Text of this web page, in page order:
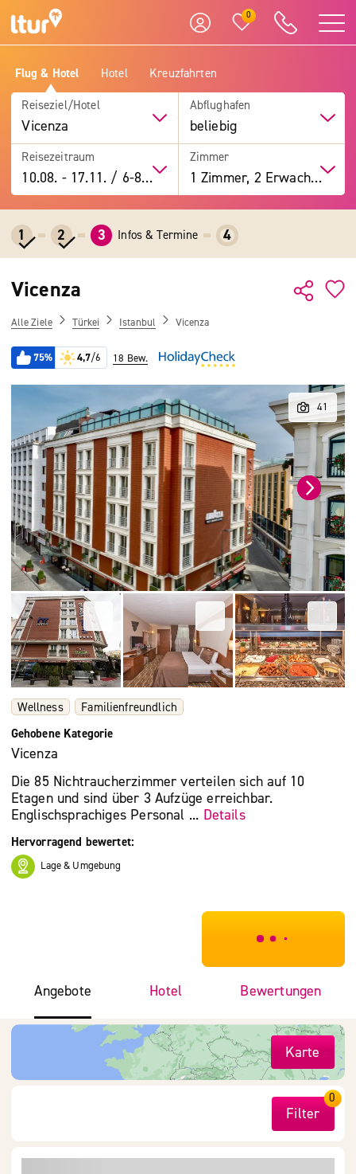
0
Flug & Hotel Hotel Kreuzfahrten
Reiseziel/Hotel
Vicenza
Abflughafen
beliebig
Reisezeitraum
10.08. -17.11. / 6-8 Tage
Zimmer
1 Zimmer, 2 Erwachsene
1 2 3 Infos & Termine 4
Vicenza
Alle Ziele Türkei Istanbul Vicenza
75% 4,7/6 18 Bew.
Wellness
Familienfreundlich
Gehobene Kategorie
Vicenza
Die 85 Nichtraucherzimmer verteilen sich auf 10
Etagen und sind über 3 Aufzüge erreichbar.
Englischsprachiges Personal ... Details
Hervorragend bewertet:
Lage & Umgebung
***************
Angebote Hotel Bewertungen
Karte
Filter
0